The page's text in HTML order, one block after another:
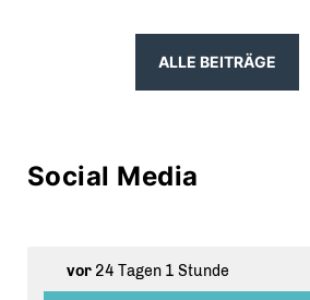
ALLE BEITRÄGE
Social Media
vor24 Tagen 1 Stunde